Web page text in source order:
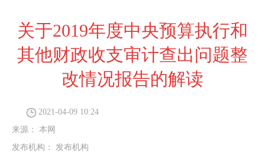
关于2019年度中央预算执行和
其他财政收支审计查出问题整
改情况报告的解读
2021-04-09 10:24
来源： 本网
发布机构： 发布机构